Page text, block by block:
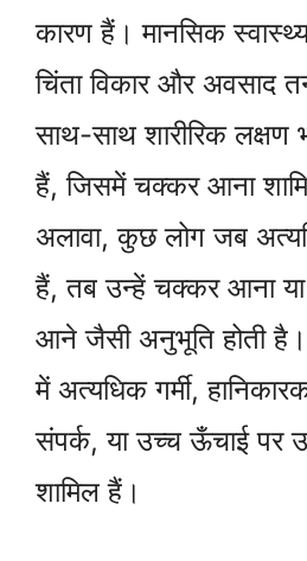
कारण हैं। मानसिक
चिंता विकार और अवसाद
साथ-साथ शारीरिक लक्षण
हैं, जिसमें चक्कर आना
अलावा, कुछ लोग जब
हैं, तब उन्हें चक्कर आना
आने जैसी अनुभूति होती है।
में अत्यधिक गर्मी,
संपर्क, या उच्च ऊँचाई पर
शामिल हैं।